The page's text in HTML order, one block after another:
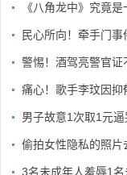
《八角龙中》究竟
民心所向！牵手门事
警惕！酒驾亮警官证
痛心！歌手李玟因抑
男子故意1次取1元逼
偷拍女性隐私的照片
3名未成年人羞辱1名